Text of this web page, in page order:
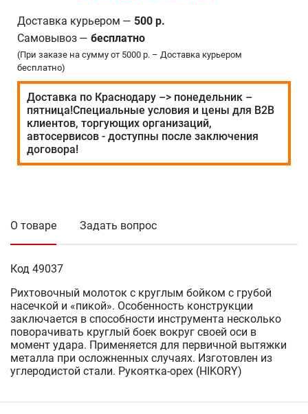
Доставка курьером — 500 р.
Самовывоз — бесплатно
(При заказе на сумму от 5000 р. – Доставка курьером
бесплатно)
Доставка по Краснодару –> понедельник –
пятница!Специальные условия и цены для В2В
клиентов, торгующих организаций,
автосервисов - доступны после заключения
договора!
О товаре Задать вопрос
Код 49037
Рихтовочный молоток с круглым бойком с грубой
насечкой и «пикой». Особенность конструкции
заключается в способности инструмента несколько
поворачивать круглый боек вокруг своей оси в
момент удара. Применяется для первичной вытяжки
металла при осложненных случаях. Изготовлен из
углеродистой стали. Рукоятка-орех (HIKORY)